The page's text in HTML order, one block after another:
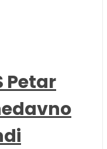
Petar